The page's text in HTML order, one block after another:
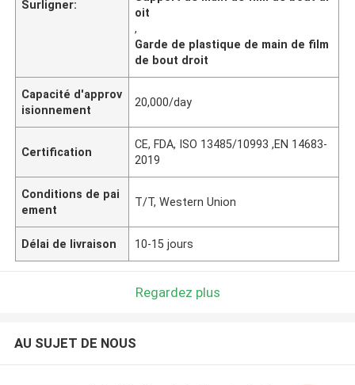
Surligner:
oit
,
Garde de plastique de main de film
de bout droit
Capacité d'approv
isionnement
20,000/day
Certification
CE, FDA, ISO 13485/10993 ,EN 14683-
2019
Conditions de pai
ement
T/T, Western Union
Délai de livraison 10-15 jours
Regardez plus
AU SUJET DE NOUS